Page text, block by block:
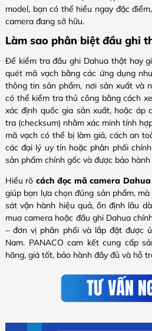
model, bạn có thể hiểu ngay đặc
camera đang sở hữu.
Làm sao phân biệt đầu ghi
Để kiểm tra đầu ghi Dahua thật hay
quét mã vạch bằng các ứng dụng
thông tin sản phẩm, nơi sản xuất và
có thể kiểm tra thủ công bằng cách
xác định quốc gia sản xuất, hoặc áp
tra (checksum) nhằm xác minh tính
mã vạch có thể bị làm giả, cách an
các đại lý uy tín hoặc phân phối
sản phẩm chính gốc và được bảo
Hiểu rõ cách đọc mã camera Dahua
giúp bạn lựa chọn đúng sản phẩm,
sát vận hành hiệu quả, ổn định lâu
mua camera hoặc đầu ghi Dahua
– đơn vị phân phối và lắp đặt được
Nam. PANACO cam kết cung cấp
hãng, giá tốt, bảo hành đầy đủ và hỗ